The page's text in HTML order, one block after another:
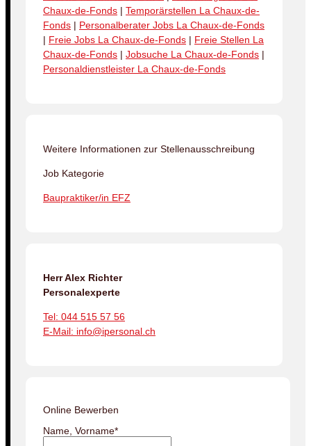
Chaux-de-Fonds | Temporärstellen La Chaux-de-
Fonds | Personalberater Jobs La Chaux-de-Fonds
| Freie Jobs La Chaux-de-Fonds | Freie Stellen La
Chaux-de-Fonds | Jobsuche La Chaux-de-Fonds |
Personaldienstleister La Chaux-de-Fonds
Weitere Informationen zur Stellenausschreibung
Job Kategorie
Baupraktiker/in EFZ
Herr Alex Richter
Personalexperte
Tel: 044 515 57 56
E-Mail: info@ipersonal.ch
Online Bewerben
Name, Vorname*